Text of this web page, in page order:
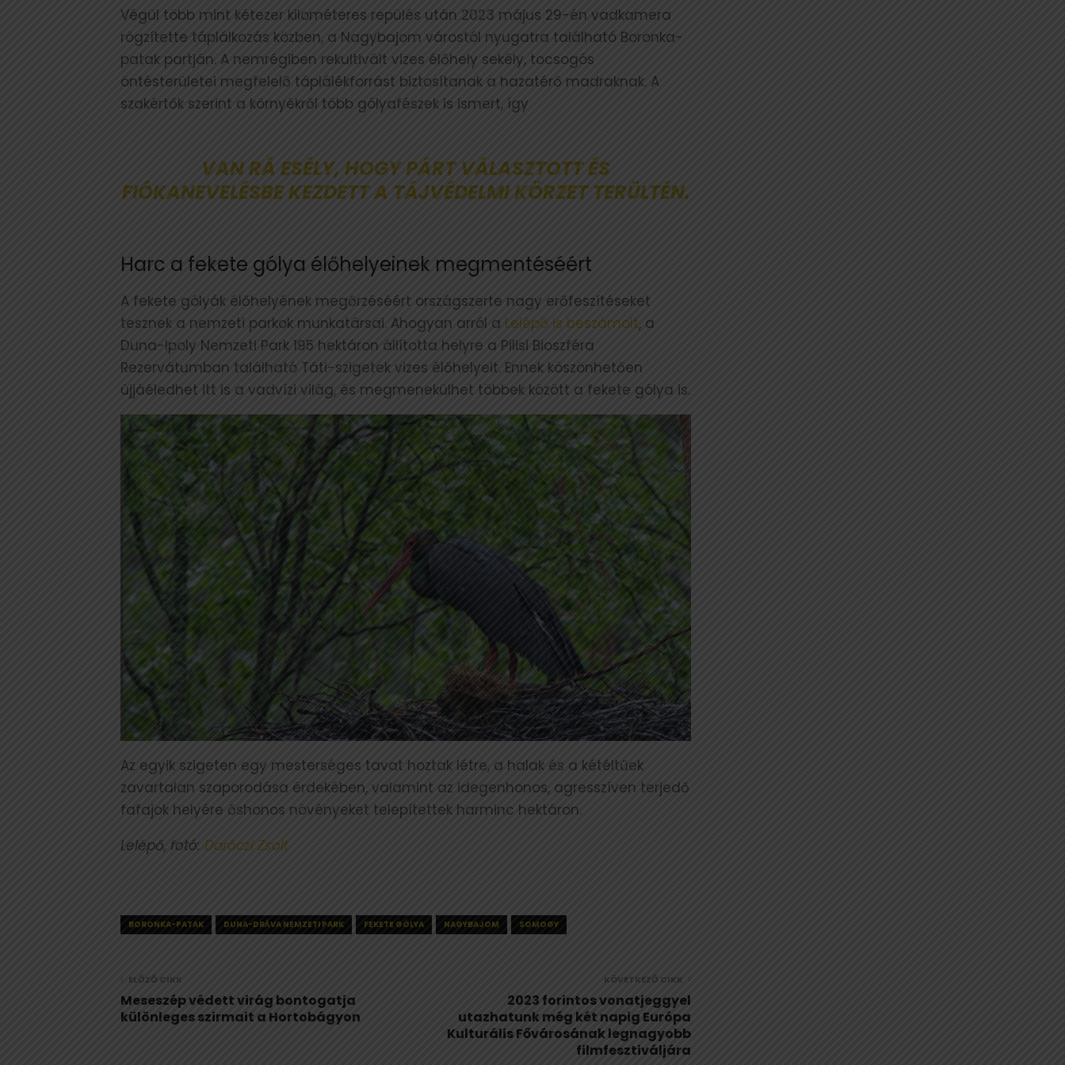
Végül több mint kétezer kilométeres repülés után 2023 május 29-én vadkamera
rögzítette táplálkozás közben, a Nagybajom várostól nyugatra található Boronka-
patak partján. A nemrégiben rekultivált vizes élőhely sekély, tocsogós
öntésterületei megfelelő táplálékforrást biztosítanak a hazatérő madraknak. A
szakértők szerint a környékről több gólyafészek is ismert, így
VAN RÁ ESÉLY, HOGY PÁRT VÁLASZTOTT ÉS
FIÓKANEVELÉSBE KEZDETT A TÁJVÉDELMI KÖRZET TERÜLTÉN.
Harc a fekete gólya élőhelyeinek megmentéséért
A fekete gólyák élőhelyének megőrzéséért országszerte nagy erőfeszítéseket
tesznek a nemzeti parkok munkatársai. Ahogyan arról a Lelépő is beszámolt, a
Duna-Ipoly Nemzeti Park 195 hektáron állította helyre a Pilisi Bioszféra
Rezervátumban található Táti-szigetek vizes élőhelyeit. Ennek köszönhetően
újjáéledhet itt is a vadvízi világ, és megmenekülhet többek között a fekete gólya is.
Az egyik szigeten egy mesterséges tavat hoztak létre, a halak és a kétéltűek
zavartalan szaporodása érdekében, valamint az idegenhonos, agresszíven terjedő
fafajok helyére őshonos növényeket telepítettek harminc hektáron.
Lelépő, fotó: Daróczi Zsolt
BORONKA-PATAK DUNA-DRÁVA NEMZETI PARK FEKETE GÓLYA NAGYBAJOM SOMOGY
ELŐZŐ CIKK
Meseszép védett virág bontogatja
különleges szirmait a Hortobágyon
KÖVETKEZŐ CIKK
2023 forintos vonatjeggyel
utazhatunk még két napig Európa
Kulturális Fővárosának legnagyobb
filmfesztiváljára